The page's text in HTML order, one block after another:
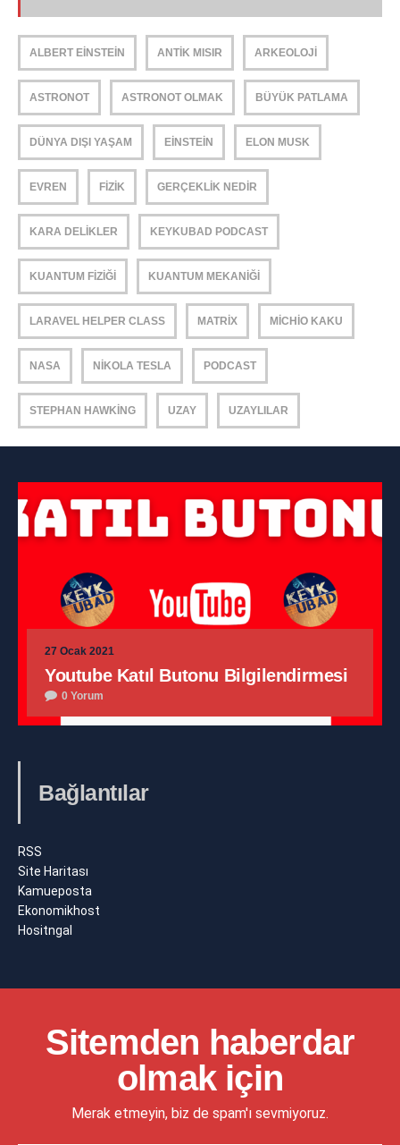
ALBERT EINSTEIN ANTIK MISIR ARKEOLOJI
ASTRONOT ASTRONOT OLMAK BÜYÜK PATLAMA
DÜNYA DIŞI YAŞAM EINSTEIN ELON MUSK
EVREN FIZIK GERÇEKLIK NEDIR
KARA DELIKLER KEYKUBAD PODCAST
KUANTUM FIZIĞI KUANTUM MEKANIĞI
LARAVEL HELPER CLASS MATRIX MICHIO KAKU
NASA NIKOLA TESLA PODCAST
STEPHAN HAWKING UZAY UZAYLILAR
27 Ocak 2021
Youtube Katıl Butonu Bilgilendirmesi
0 Yorum
Bağlantılar
RSS
Site Haritası
Kamueposta
Ekonomikhost
Hositngal
Sitemden haberdar
olmak için
Merak etmeyin, biz de spam'ı sevmiyoruz.